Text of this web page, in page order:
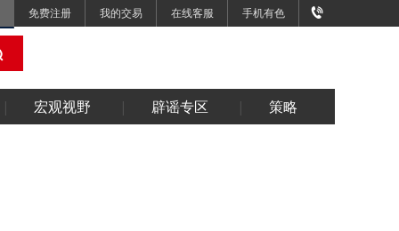
免费注册 我的交易 在线客服 手机有色
宏观视野 辟谣专区 策略